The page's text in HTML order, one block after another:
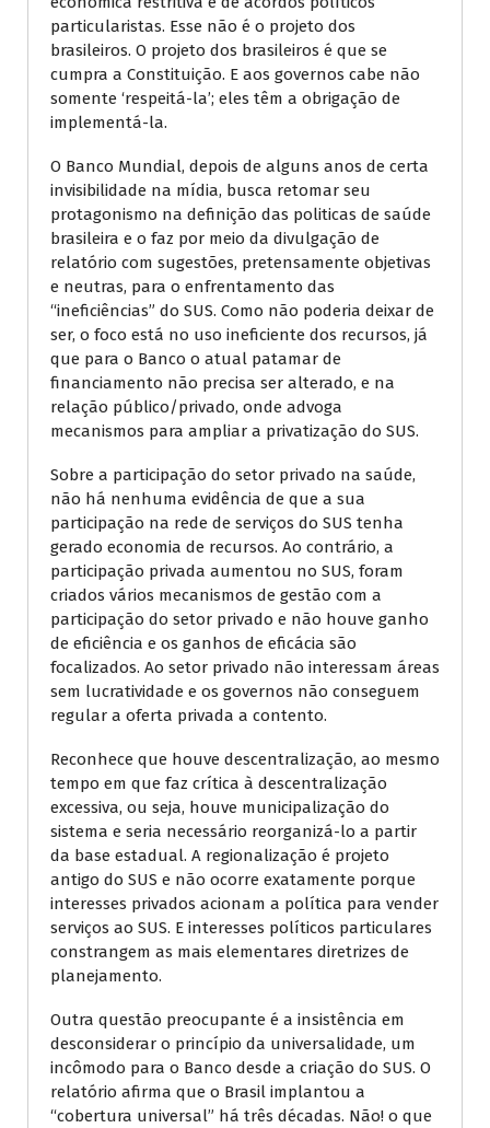
particularistas. Esse não é o projeto dos
brasileiros. O projeto dos brasileiros é que se
cumpra a Constituição. E aos governos cabe não
somente ‘respeitá-la’; eles têm a obrigação de
implementá-la.
O Banco Mundial, depois de alguns anos de certa
invisibilidade na mídia, busca retomar seu
protagonismo na definição das politicas de saúde
brasileira e o faz por meio da divulgação de
relatório com sugestões, pretensamente objetivas
e neutras, para o enfrentamento das
“ineficiências” do SUS. Como não poderia deixar de
ser, o foco está no uso ineficiente dos recursos, já
que para o Banco o atual patamar de
financiamento não precisa ser alterado, e na
relação público/privado, onde advoga
mecanismos para ampliar a privatização do SUS.
Sobre a participação do setor privado na saúde,
não há nenhuma evidência de que a sua
participação na rede de serviços do SUS tenha
gerado economia de recursos. Ao contrário, a
participação privada aumentou no SUS, foram
criados vários mecanismos de gestão com a
participação do setor privado e não houve ganho
de eficiência e os ganhos de eficácia são
focalizados. Ao setor privado não interessam áreas
sem lucratividade e os governos não conseguem
regular a oferta privada a contento.
Reconhece que houve descentralização, ao mesmo
tempo em que faz crítica à descentralização
excessiva, ou seja, houve municipalização do
sistema e seria necessário reorganizá-lo a partir
da base estadual. A regionalização é projeto
antigo do SUS e não ocorre exatamente porque
interesses privados acionam a política para vender
serviços ao SUS. E interesses políticos particulares
constrangem as mais elementares diretrizes de
planejamento.
Outra questão preocupante é a insistência em
desconsiderar o princípio da universalidade, um
incômodo para o Banco desde a criação do SUS. O
relatório afirma que o Brasil implantou a
“cobertura universal” há três décadas. Não! o que